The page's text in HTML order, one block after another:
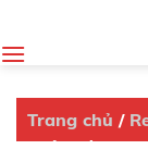
content
Trang chủ /
quả không?